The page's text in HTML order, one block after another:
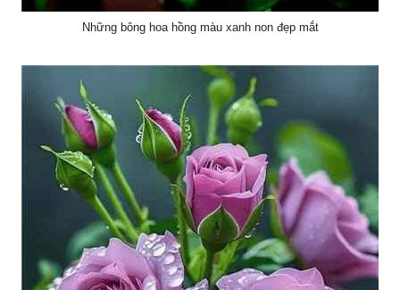
Những bông hoa hồng màu xanh non đẹp mắt